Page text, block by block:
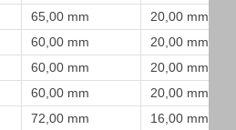
65,00 mm
20,00 mm
60,00 mm
20,00 mm
60,00 mm
20,00 mm
60,00 mm
20,00 mm
72,00 mm
16,00 mm